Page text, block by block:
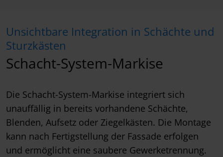
Unsichtbare Integration in Schächte und
Sturzkästen
Schacht-System-Markise
Die Schacht-System-Markise integriert sich
unauffällig in bereits vorhandene Schächte,
Blenden, Aufsetz oder Ziegelkästen. Die Montage
kann nach Fertigstellung der Fassade erfolgen
und ermöglicht eine saubere Gewerketrennung.